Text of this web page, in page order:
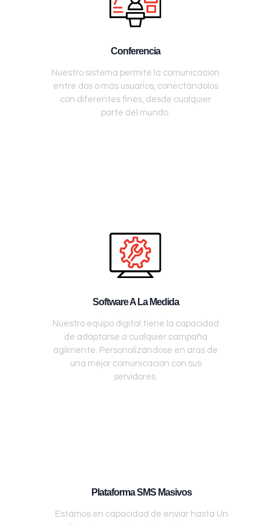
Conferencia
Nuestro sistema permite la comunicación
entre dos o más usuarios, conectándolos
con diferentes fines, desde cualquier
parte del mundo.
Software A La Medida
Nuestro equipo digital tiene la capacidad
de adaptarse a cualquier campaña
ágilmente. Personalizándose en aras de
una mejor comunicación con sus
servidores.
Plataforma SMS Masivos
Estamos en capacidad de enviar hasta Un